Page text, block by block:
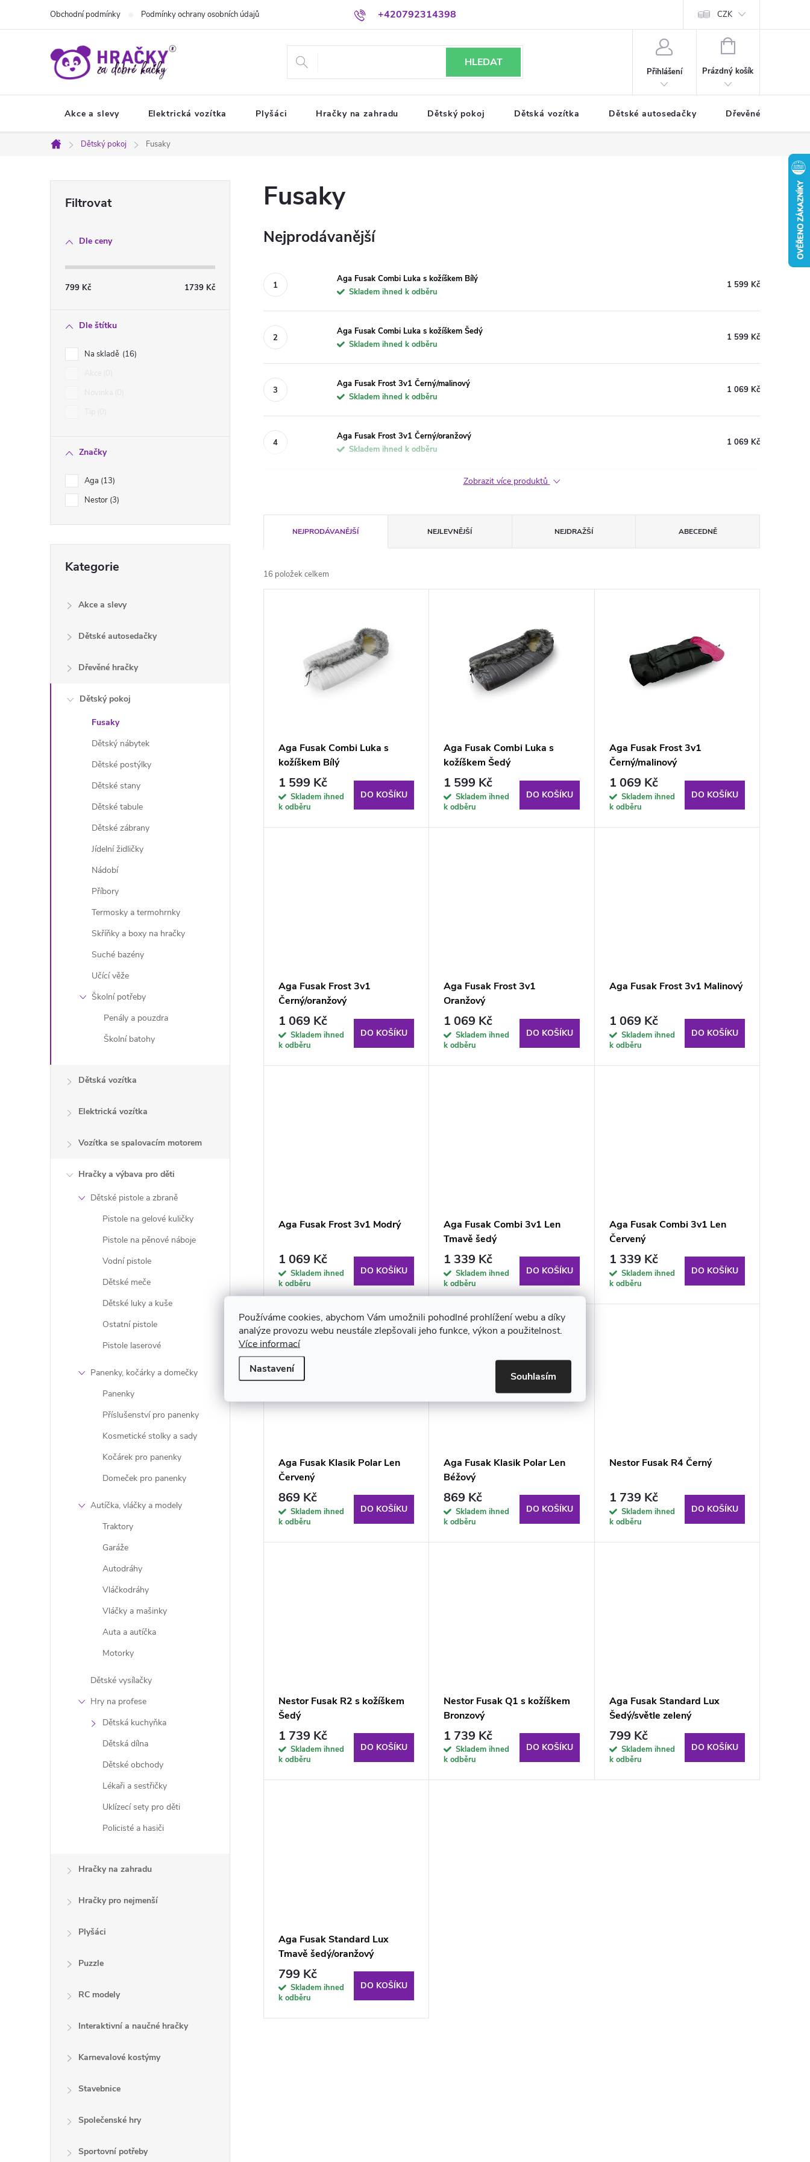
Používáme cookies, abychom Vám umožnili pohodlné prohlížení webu a díky
analýze provozu webu neustále zlepšovali jeho funkce, výkon a použitelnost.
Více informací
Nastavení
Souhlasím
+420792314398
Obchodní podmínky Podmínky ochrany osobních údajů CZK
HLEDAT
Přihlášení
NÁKUPNÍ
Prázdný košík
Akce a slevy Elektrická vozítka Plyšáci Hračky na zahradu Dětský pokoj Dětská vozítka Dětské autosedačky Dřevěné hračky
Domů
Dětský pokoj Fusaky
n
Dle ceny
799 Kč 1739 Kč
Dle štítku
Na skladě 16
Značky
Aga 13
Nestor 3
kategorie
Kategorie
Akce a slevy
Dětské autosedačky
Dřevěné hračky
Dětský pokoj
Fusaky
Dětský nábytek
Dětské postýlky
Dětské stany
Dětské tabule
Dětské zábrany
Jídelní židličky
Nádobí
Příbory
Termosky a termohrnky
Skříňky a boxy na hračky
Suché bazény
Učící věže
Školní potřeby
Penály a pouzdra
Školní batohy
Dětská vozítka
Elektrická vozítka
Vozítka se spalovacím motorem
Hračky a výbava pro děti
Dětské pistole a zbraně
Pistole na gelové kuličky
Pistole na pěnové náboje
Vodní pistole
Dětské meče
Dětské luky a kuše
Ostatní pistole
Pistole laserové
Panenky, kočárky a domečky
Panenky
Příslušenství pro panenky
Kosmetické stolky a sady
Kočárek pro panenky
Domeček pro panenky
Autíčka, vláčky a modely
Traktory
Garáže
Autodráhy
Vláčkodráhy
Vláčky a mašinky
Auta a autíčka
Motorky
Dětské vysílačky
Hry na profese
Dětská kuchyňka
Dětská dílna
Dětské obchody
Lékaři a sestřičky
Uklízecí sety pro děti
Policisté a hasiči
Hračky na zahradu
Hračky pro nejmenší
Plyšáci
Puzzle
RC modely
Interaktivní a naučné hračky
Karnevalové kostýmy
Stavebnice
Společenské hry
Sportovní potřeby
Fusaky
Nejprodávanější
Aga Fusak Combi Luka s kožíškem Bílý
Skladem ihned k odběru
1 599 Kč
Aga Fusak Combi Luka s kožíškem Šedý
Skladem ihned k odběru
1 599 Kč
Aga Fusak Frost 3v1 Černý/malinový
Skladem ihned k odběru
1 069 Kč
Aga Fusak Frost 3v1 Černý/oranžový
Skladem ihned k odběru
1 069 Kč
Zobrazit více produktů
a
z
u
NEJPRODÁVANĚJŠÍ NEJLEVNĚJŠÍ NEJDRAŽŠÍ ABECEDNĚ
16 položek celkem
Aga Fusak Combi Luka s
kožíškem Bílý
1 599 Kč
Skladem ihned
k odběru
DO KOŠÍKU
Aga Fusak Combi Luka s
kožíškem Šedý
1 599 Kč
Skladem ihned
k odběru
DO KOŠÍKU
Aga Fusak Frost 3v1
Černý/malinový
1 069 Kč
Skladem ihned
k odběru
DO KOŠÍKU
Aga Fusak Frost 3v1
Černý/oranžový
1 069 Kč
Skladem ihned
k odběru
DO KOŠÍKU
Aga Fusak Frost 3v1
Oranžový
1 069 Kč
Skladem ihned
k odběru
DO KOŠÍKU
Aga Fusak Frost 3v1 Malinový
1 069 Kč
Skladem ihned
k odběru
DO KOŠÍKU
Aga Fusak Frost 3v1 Modrý
1 069 Kč
Skladem ihned
k odběru
DO KOŠÍKU
Aga Fusak Combi 3v1 Len
Tmavě šedý
1 339 Kč
Skladem ihned
k odběru
DO KOŠÍKU
Aga Fusak Combi 3v1 Len
Červený
1 339 Kč
Skladem ihned
k odběru
DO KOŠÍKU
Aga Fusak Klasik Polar Len
Červený
869 Kč
Skladem ihned
k odběru
DO KOŠÍKU
Aga Fusak Klasik Polar Len
Béžový
869 Kč
Skladem ihned
k odběru
DO KOŠÍKU
Nestor Fusak R4 Černý
1 739 Kč
Skladem ihned
k odběru
DO KOŠÍKU
Nestor Fusak R2 s kožíškem
Šedý
1 739 Kč
Skladem ihned
k odběru
DO KOŠÍKU
Nestor Fusak Q1 s kožíškem
Bronzový
1 739 Kč
Skladem ihned
k odběru
DO KOŠÍKU
Aga Fusak Standard Lux
Šedý/světle zelený
799 Kč
Skladem ihned
k odběru
DO KOŠÍKU
Aga Fusak Standard Lux
Tmavě šedý/oranžový
799 Kč
Skladem ihned
k odběru
DO KOŠÍKU